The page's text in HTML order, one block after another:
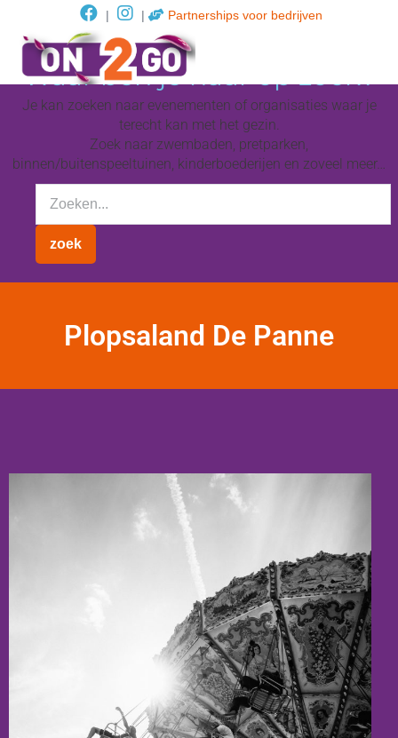
| | Partnerships voor bedrijven
Waar ben je naar op zoek?
Je kan zoeken naar evenementen of organisaties waar je
terecht kan met het gezin.
Zoek naar zwembaden, pretparken,
binnen/buitenspeeltuinen, kinderboederijen en zoveel meer…
Plopsaland De Panne